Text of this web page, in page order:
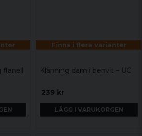
flanell
Finns i flera varianter
Klänning dam i benvit – UC
239 kr
LÄGG I VARUKORGEN